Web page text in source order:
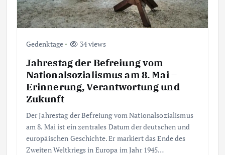
Gedenktage 34 views
Jahrestag der Befreiung vom
Nationalsozialismus am 8. Mai –
Erinnerung, Verantwortung und
Zukunft
Der Jahrestag der Befreiung vom Nationalsozialismus
am 8. Mai ist ein zentrales Datum der deutschen und
europäischen Geschichte. Er markiert das Ende des
Zweiten Weltkriegs in Europa im Jahr 1945…